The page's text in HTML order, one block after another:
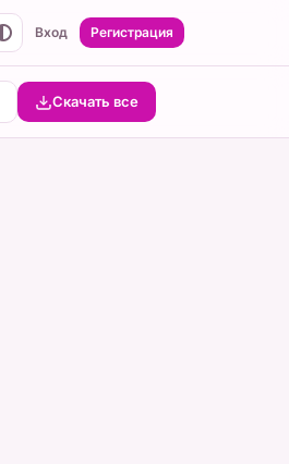
Вход Регистрация
Скачать все